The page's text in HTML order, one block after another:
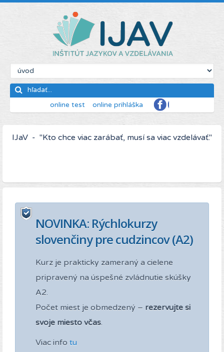
online test online prihláška
IJaV - "Kto chce viac zarábať, musí sa viac vzdelávať."
NOVINKA: Rýchlokurzy
slovenčiny pre cudzincov (A2)
Kurz je prakticky zameraný a cielene
pripravený na úspešné zvládnutie skúšky
A2.
Počet miest je obmedzený – rezervujte si
svoje miesto včas.
Viac info tu